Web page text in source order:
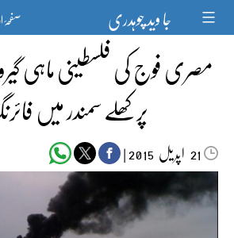
content جا وید چوہدری
مصری فوج کی فلسطینی ماہی
پرکھلے سمندر میں
21 اپریل‬‮ |